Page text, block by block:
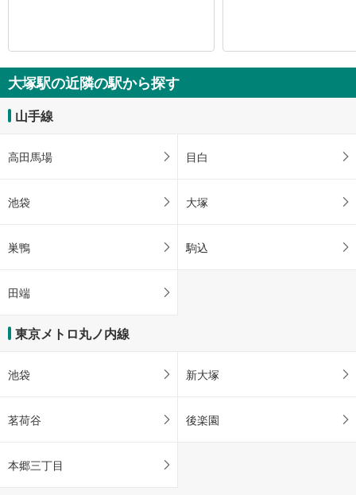
大塚駅の近隣の駅から探す
山手線
高田馬場 目白
池袋 大塚
巣鴨 駒込
田端
東京メトロ丸ノ内線
池袋 新大塚
茗荷谷 後楽園
本郷三丁目